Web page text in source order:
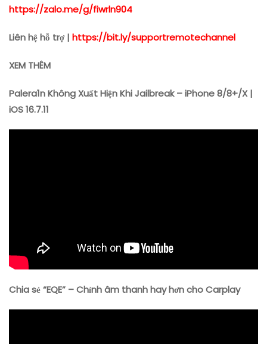
https://zalo.me/g/fiwrln904
Liên hệ hỗ trợ | https://bit.ly/supportremotechannel
XEM THÊM
Palera1n Không Xuất Hiện Khi Jailbreak – iPhone 8/8+/X |
iOS 16.7.11
Chia sẻ “EQE” – Chỉnh âm thanh hay hơn cho Carplay